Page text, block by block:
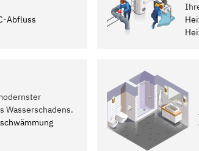
Abfluss
Wasserschadens.